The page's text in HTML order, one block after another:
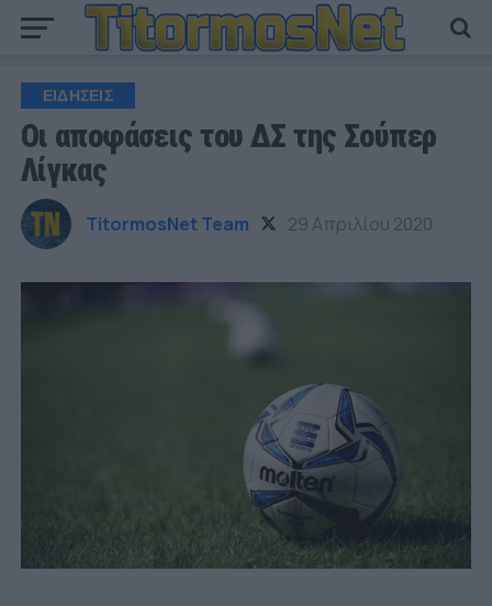
ΕΙΔΗΣΕΙΣ
Οι αποφάσεις του ΔΣ της Σούπερ
Λίγκας
TitormosNet Team 29 Απριλίου 2020